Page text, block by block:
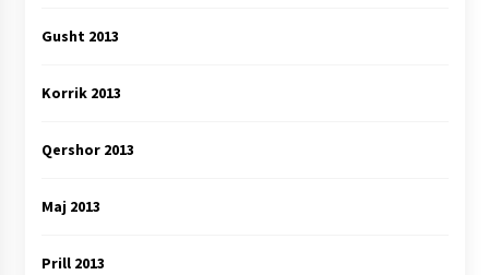
Gusht 2013
Korrik 2013
Qershor 2013
Maj 2013
Prill 2013